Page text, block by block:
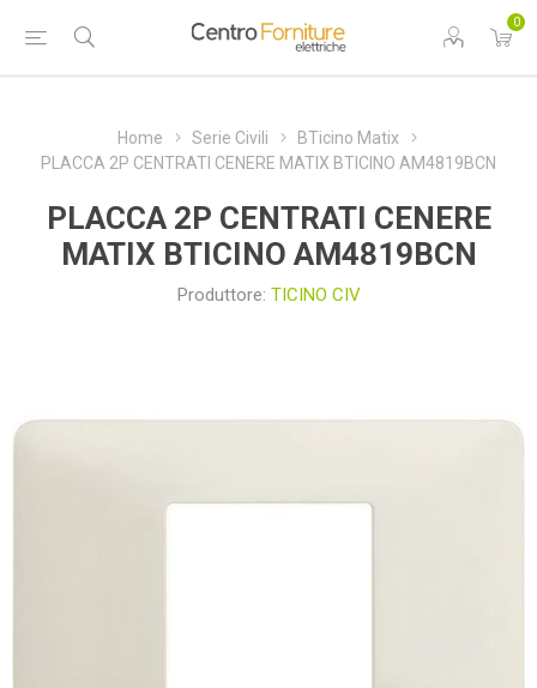
0
Home Serie Civili
BTicino Matix
PLACCA 2P CENTRATI CENERE MATIX BTICINO AM4819BCN
PLACCA 2P CENTRATI CENERE
MATIX BTICINO AM4819BCN
Produttore: TICINO CIV